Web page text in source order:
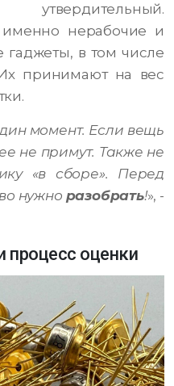
утвердительный.
именно нерабочие и
в том числе
принимают на вес
момент. Если вещь
не примут. Также не
«в сборе». Перед
нужно разобрать!», -
оценки